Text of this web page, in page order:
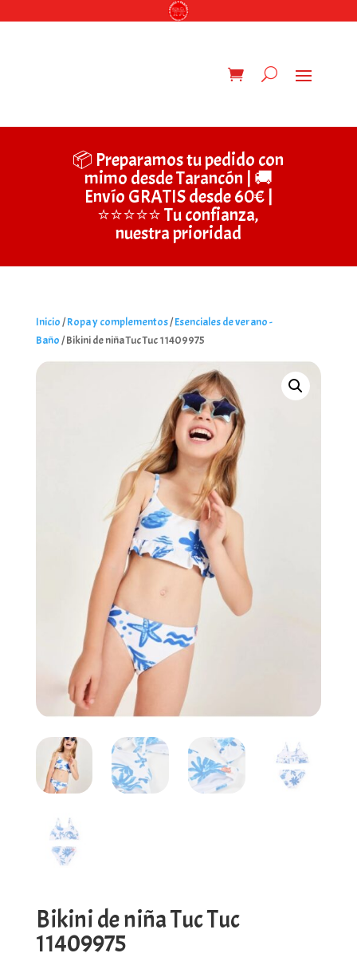
📦 Preparamos tu pedido con
mimo desde Tarancón | 🚚
Envío GRATIS desde 60€ |
⭐⭐⭐⭐⭐ Tu confianza,
nuestra prioridad
Inicio/Ropa y complementos/Esenciales de verano -
Baño/ Bikini de niña Tuc Tuc 11409975
Bikini de niña Tuc Tuc
11409975